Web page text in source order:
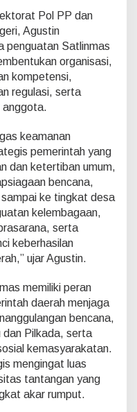
Pol PP dan
Agustin
penguatan Satlinmas
organisasi,
kompetensi,
regulasi, serta
anggota.
keamanan
pemerintah yang
dan ketertiban umum,
bencana,
ke tingkat desa
kelembagaan,
serta
keberhasilan
ujar Agustin.
memiliki peran
daerah menjaga
bencana,
dan Pilkada, serta
kemasyarakatan.
mengingat luas
tantangan yang
akar rumput.